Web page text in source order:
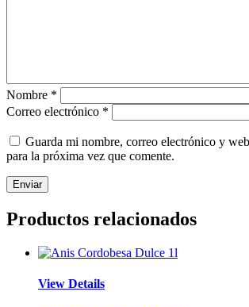
Nombre *
Correo electrónico *
Guarda mi nombre, correo electrónico y
para la próxima vez que comente.
Productos relacionados
View Details